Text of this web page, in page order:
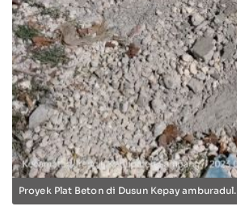
Proyek Plat Beton di Dusun Kepay amburadul.